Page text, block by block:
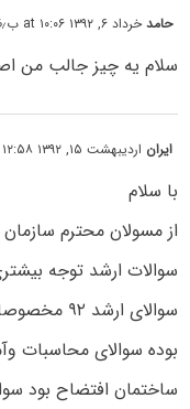
حامدخرداد ۶, ۱۳۹۲ at ۱۰:۰۶ ب٫ظ
سلام یه چیز جالب من
ایران اردیبهشت ۱۵, ۱۳۹۲ at ۱۲:۵۸ ب٫ظ
با سلام
از مسولان محترم
سوالات ارشد توجه
سوالای
بوده سوالای
ساختمان افتضاح بود سوالای مدار هم